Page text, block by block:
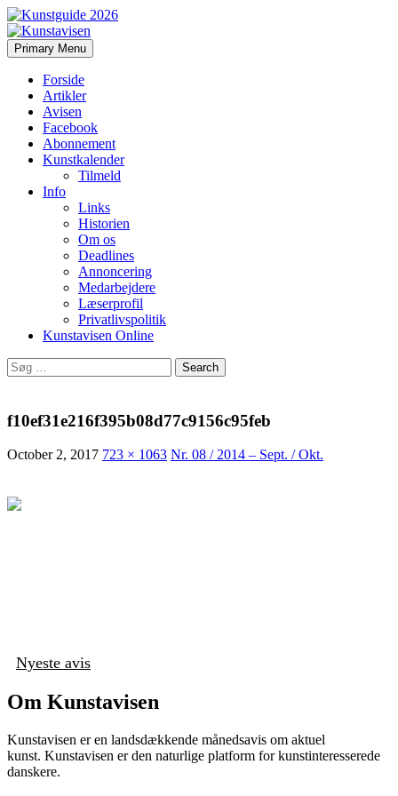
Kunstavisen
Search
Primary Menu Skip
to
Forside
Artikler
Avisen
Facebook
Abonnement
Kunstkalender
Tilmeld
Info
Links
Historien
Om os
Deadlines
Annoncering
Medarbejdere
Læserprofil
Privatlivspolitik
Kunstavisen Online
Search
for:
f10ef31e216f395b08d77c9156c95feb
October 2, 2017 723 × 1063 Nr. 08 / 2014 – Sept. / Okt.
Nyeste avis
Om Kunstavisen
Kunstavisen er en landsdækkende månedsavis om aktuel
kunst. Kunstavisen er den naturlige platform for kunstinteresserede
danskere.